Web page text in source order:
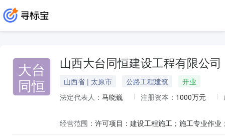
大台
同恒
山西大台同恒建设工程有限公司
山西省 | 太原市 公路工程建筑
开业
法定代表人： 马晓巍 注册资本： 1000万元
经营范围：